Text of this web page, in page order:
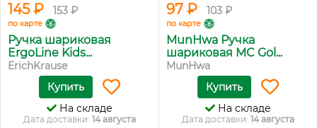
145 ₽ 153 ₽
по карте
Ручка шариковая
ErgoLine Kids...
ErichKrause
Купить
На складе
Дата доставки: 14 августа
97 ₽ 103 ₽
по карте
MunHwa Ручка
шариковая MC Gol...
MunHwa
Купить
На складе
Дата доставки: 14 августа